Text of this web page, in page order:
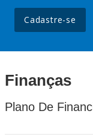
Cadastre-se
Finanças
Plano De